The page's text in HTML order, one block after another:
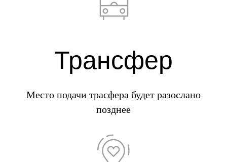
Трансфер
Место подачи трасфера будет разослано
позднее